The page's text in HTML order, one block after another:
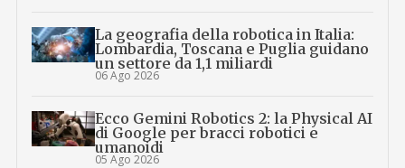
La geografia della robotica in Italia:
Lombardia, Toscana e Puglia guidano
un settore da 1,1 miliardi
06 Ago 2026
Ecco Gemini Robotics 2: la Physical AI
di Google per bracci robotici e
umanoidi
05 Ago 2026